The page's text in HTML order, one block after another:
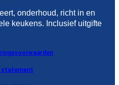
onderhoud, richt in en
keukens. Inclusief uitgifte
statement